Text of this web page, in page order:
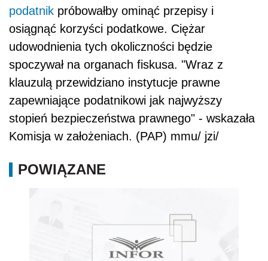
podatnik próbowałby ominąć przepisy i
osiągnąć korzyści podatkowe. Ciężar
udowodnienia tych okoliczności będzie
spoczywał na organach fiskusa. "Wraz z
klauzulą przewidziano instytucje prawne
zapewniające podatnikowi jak najwyższy
stopień bezpieczeństwa prawnego" - wskazała
Komisja w założeniach. (PAP) mmu/ jzi/
POWIĄZANE